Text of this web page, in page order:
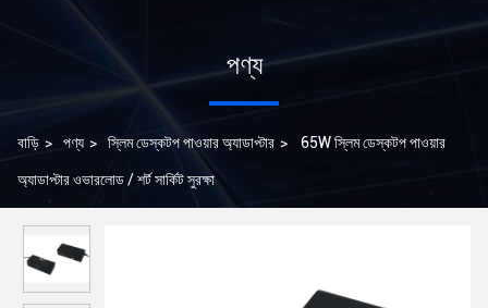
পণ্য
বাড়ি > পণ্য > স্লিম ডেস্কটপ পাওয়ার অ্যাডাপ্টার > 65W স্লিম ডেস্কটপ পাওয়ার
অ্যাডাপ্টার ওভারলোড / শর্ট সার্কিট সুরক্ষা